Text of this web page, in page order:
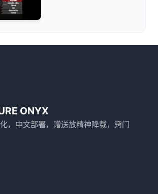
ONYX
，中文部署，赠送放精神降载，窍门